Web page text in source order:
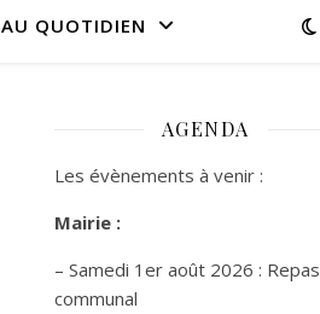
AU QUOTIDIEN
AGENDA
Les évènements à venir :
Mairie :
– Samedi 1er août 2026 : Repas
communal